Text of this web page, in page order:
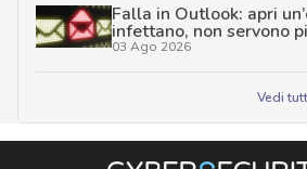
Falla in Outlook: apri
infettano, non servono
03 Ago 2026
Vedi